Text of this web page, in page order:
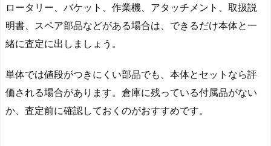
ロータリー、バケット、作業機、アタッチメント、取扱説
明書、スペア部品などがある場合は、できるだけ本体と一
緒に査定に出しましょう。
単体では値段がつきにくい部品でも、本体とセットなら評
価される場合があります。倉庫に残っている付属品がない
か、査定前に確認しておくのがおすすめです。